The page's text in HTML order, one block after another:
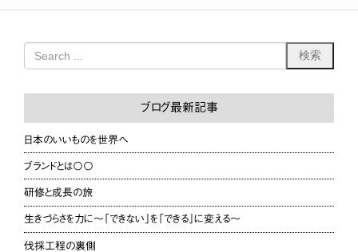
ブログ最新記事
日本のいいものを世界へ
ブランドとは〇〇
研修と成長の旅
生きづらさを力に〜「できない」を「できる」に変える〜
伐採工程の裏側